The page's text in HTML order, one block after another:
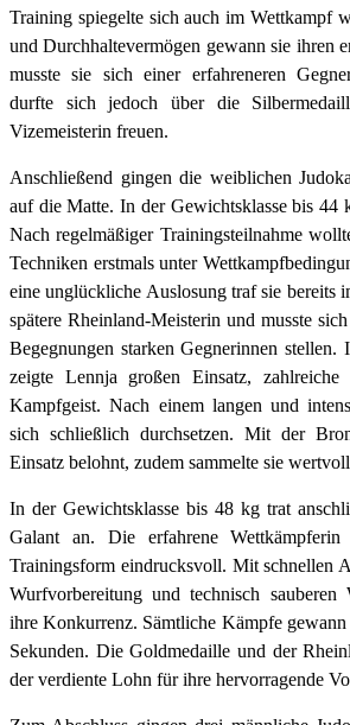
Training spiegelte sich auch im Wettkampf
und Durchhaltevermögen gewann sie ihren
musste sie sich einer erfahreneren
durfte sich jedoch über die
Vizemeisterin freuen.
Anschließend gingen die weiblichen
auf die Matte. In der Gewichtsklasse bis 44
Nach regelmäßiger Trainingsteilnahme
Techniken erstmals unter
eine unglückliche Auslosung traf sie bereits
spätere Rheinland-Meisterin und musste
Begegnungen starken Gegnerinnen
zeigte Lennja großen Einsatz,
Kampfgeist. Nach einem langen und
sich schließlich durchsetzen. Mit der
Einsatz belohnt, zudem sammelte sie
In der Gewichtsklasse bis 48 kg trat
Galant an. Die erfahrene Wettkämpferin
Trainingsform eindrucksvoll. Mit schnellen
Wurfvorbereitung und technisch sauberen
ihre Konkurrenz. Sämtliche Kämpfe
Sekunden. Die Goldmedaille und der
der verdiente Lohn für ihre hervorragende